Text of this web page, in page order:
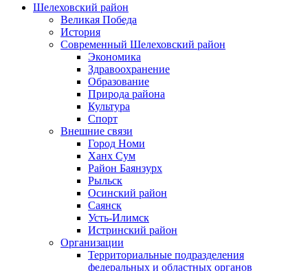
Шелеховский район
Великая Победа
История
Современный Шелеховский район
Экономика
Здравоохранение
Образование
Природа района
Культура
Спорт
Внешние связи
Город Номи
Ханх Сум
Район Баянзурх
Рыльск
Осинский район
Саянск
Усть-Илимск
Истринский район
Организации
Территориальные подразделения
федеральных и областных органов